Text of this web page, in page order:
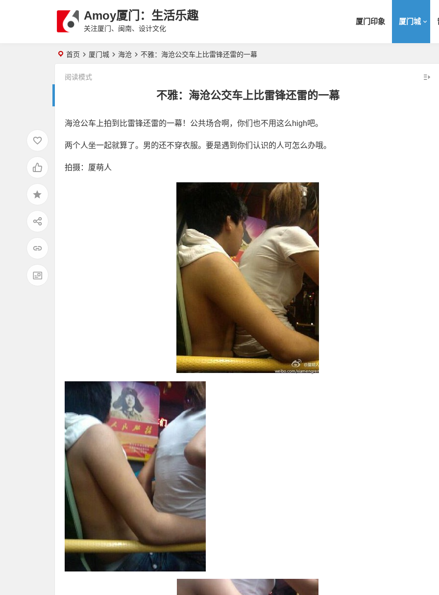
Amoy厦门：生活乐趣
关注厦门、闽南、设计文化
厦门印象 厦门城
首页 厦门城 海沧 不雅：海沧公交车上比雷锋还雷的一幕
不雅：海沧公交车上比雷锋还雷的一幕
阅读模式
海沧公车上拍到比雷锋还雷的一幕！公共场合啊，你们也不用这么high吧。
两个人坐一起就算了。男的还不穿衣服。要是遇到你们认识的人可怎么办哦。
拍摄：厦萌人